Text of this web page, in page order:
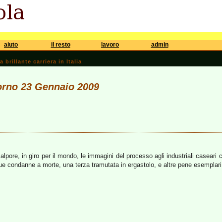
aiuto il resto lavoro admin
brillante carriera in Italia
23 Gennaio 2009
in giro per il mondo, le immagini del processo agli industriali caseari
condanne a morte, una terza tramutata in ergastolo, e altre pene